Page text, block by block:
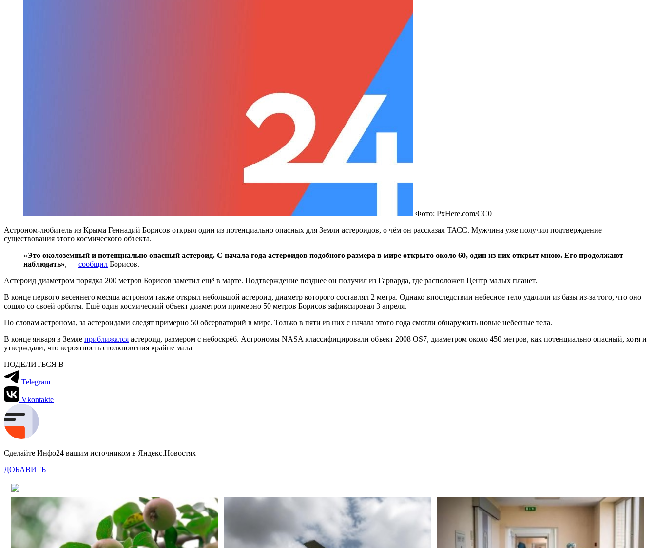
Фото: PxHere.com/CC0
Астроном-любитель из Крыма Геннадий Борисов открыл один из потенциально опасных для Земли астероидов, о чём он рассказал ТАСС. Мужчина уже получил подтверждение
существования этого космического объекта.
«Это околоземный и потенциально опасный астероид. С начала года астероидов подобного размера в мире открыто около 60, один из них открыт мною. Его продолжают
наблюдать», — сообщил Борисов.
Астероид диаметром порядка 200 метров Борисов заметил ещё в марте. Подтверждение позднее он получил из Гарварда, где расположен Центр малых планет.
В конце первого весеннего месяца астроном также открыл небольшой астероид, диаметр которого составлял 2 метра. Однако впоследствии небесное тело удалили из базы из-за того, что оно
сошло со своей орбиты. Ещё один космический объект диаметром примерно 50 метров Борисов зафиксировал 3 апреля.
По словам астронома, за астероидами следят примерно 50 обсерваторий в мире. Только в пяти из них с начала этого года смогли обнаружить новые небесные тела.
В конце января в Земле приближался астероид, размером с небоскрёб. Астрономы NASA классифицировали объект 2008 OS7, диаметром около 450 метров, как потенциально опасный, хотя и
утверждали, что вероятность столкновения крайне мала.
ПОДЕЛИТЬСЯ В
Telegram
Vkontakte
Сделайте Инфо24 вашим источником в Яндекс.Новостях
ДОБАВИТЬ